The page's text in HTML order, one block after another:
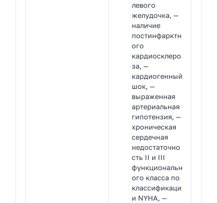
левого
желудочка, —
наличие
постинфарктн
ого
кардиосклеро
за, —
кардиогенный
шок, —
выраженная
артериальная
гипотензия, —
хроническая
сердечная
недостаточно
сть II и III
функциональн
ого класса по
классификаци
и NYHA, —